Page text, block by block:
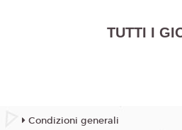
TUTTI I
Condizioni generali